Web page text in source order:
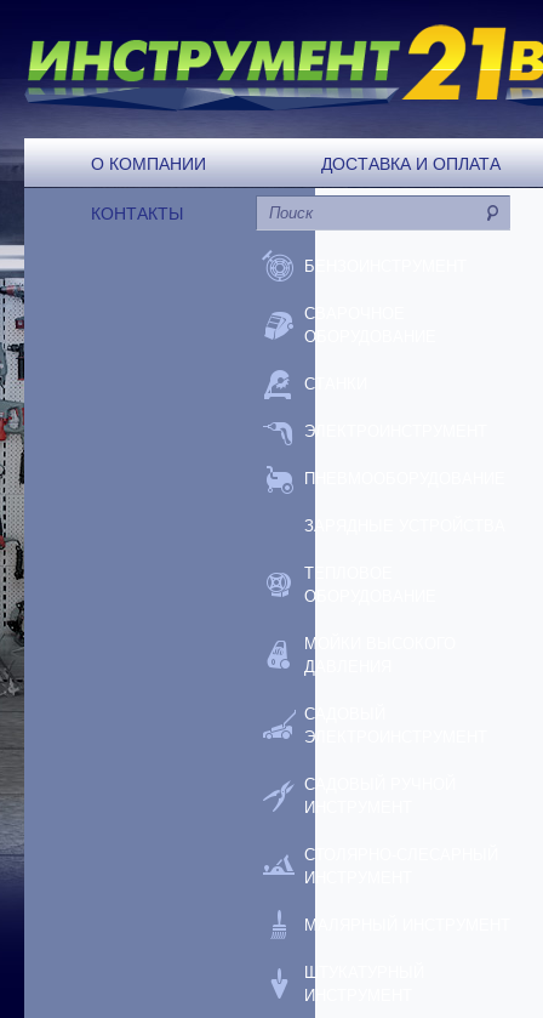
О КОМПАНИИ ДОСТАВКА И ОПЛАТА
КОНТАКТЫ
БЕНЗОИНСТРУМЕНТ
СВАРОЧНОЕ
ОБОРУДОВАНИЕ
СТАНКИ
ЭЛЕКТРОИНСТРУМЕНТ
ПНЕВМООБОРУДОВАНИЕ
ЗАРЯДНЫЕ УСТРОЙСТВА
ТЕПЛОВОЕ
ОБОРУДОВАНИЕ
МОЙКИ ВЫСОКОГО
ДАВЛЕНИЯ
САДОВЫЙ
ЭЛЕКТРОИНСТРУМЕНТ
САДОВЫЙ РУЧНОЙ
ИНСТРУМЕНТ
СТОЛЯРНО-СЛЕСАРНЫЙ
ИНСТРУМЕНТ
МАЛЯРНЫЙ ИНСТРУМЕНТ
ШТУКАТУРНЫЙ
ИНСТРУМЕНТ